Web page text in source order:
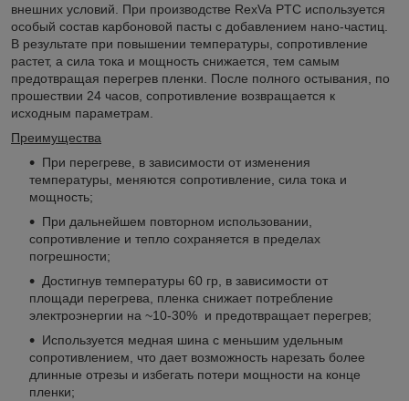
внешних условий. При производстве RexVa PTC используется
особый состав карбоновой пасты с добавлением нано-частиц.
В результате при повышении температуры, сопротивление
растет, а сила тока и мощность снижается, тем самым
предотвращая перегрев пленки. После полного остывания, по
прошествии 24 часов, сопротивление возвращается к
исходным параметрам.
Преимущества
При перегреве, в зависимости от изменения
температуры, меняются сопротивление, сила тока и
мощность;
При дальнейшем повторном использовании,
сопротивление и тепло сохраняется в пределах
погрешности;
Достигнув температуры 60 гр, в зависимости от
площади перегрева, пленка снижает потребление
электроэнергии на ~10-30% и предотвращает перегрев;
Используется медная шина с меньшим удельным
сопротивлением, что дает возможность нарезать более
длинные отрезы и избегать потери мощности на конце
пленки;